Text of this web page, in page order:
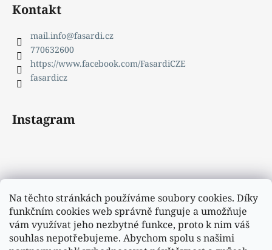
Na těchto stránkách používáme soubory cookies. Díky
funkčním cookies web správně funguje a umožňuje
vám využívat jeho nezbytné funkce, proto k nim váš
souhlas nepotřebujeme. Abychom spolu s našimi
Kontakt
mail.info@fasardi.cz
770632600
https://www.facebook.com/FasardiCZE
fasardicz
Instagram